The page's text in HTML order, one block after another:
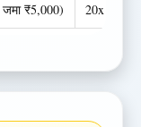
₹5,000) 20x (बोनस